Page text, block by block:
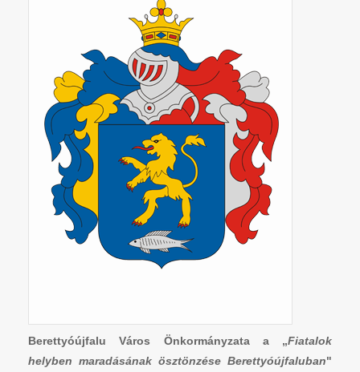
Berettyóújfalu Város Önkormányzata a „Fiatalok
helyben maradásának ösztönzése Berettyóújfaluban"